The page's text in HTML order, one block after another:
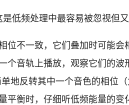
是低频处理中最容易被忽视但
位不一致，它们叠加时可能
个音轨上播放，观察它们的
地反转其中一个音色的相位
平衡时，仔细听低频能量的